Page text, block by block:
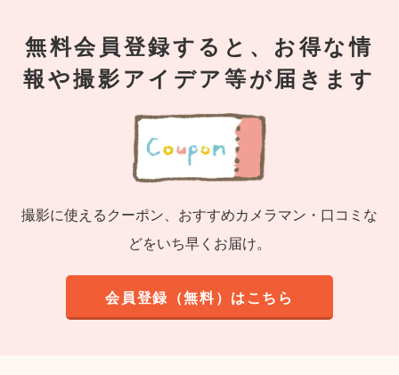
無料会員登録すると、お得な情
報や撮影アイデア等が届きます
撮影に使えるクーポン、おすすめカメラマン・口コミな
どをいち早くお届け。
会員登録（無料）はこちら